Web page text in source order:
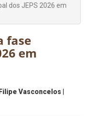
dos JEPS 2026 em
fase
em
Filipe Vasconcelos